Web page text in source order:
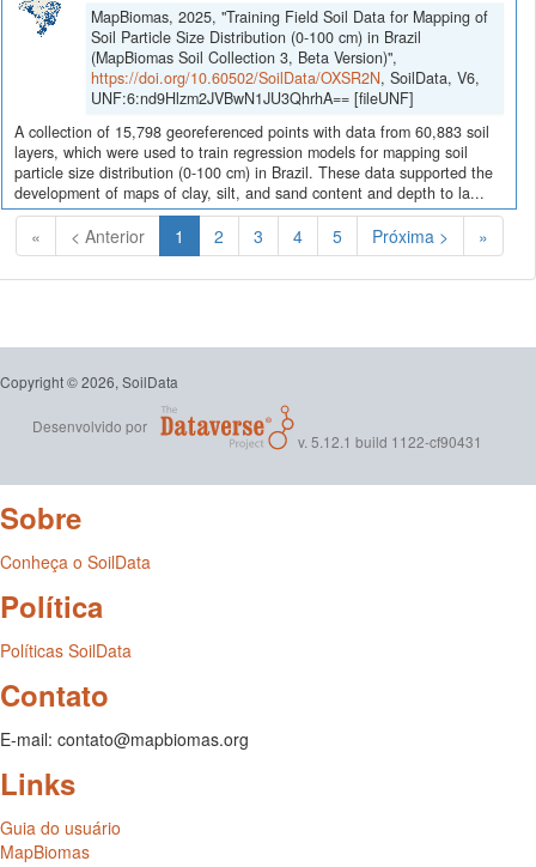
MapBiomas, 2025, "Training Field Soil Data for Mapping of
Soil Particle Size Distribution (0-100 cm) in Brazil
(MapBiomas Soil Collection 3, Beta Version)",
https://doi.org/10.60502/SoilData/OXSR2N, SoilData, V6,
UNF:6:nd9Hlzm2JVBwN1JU3QhrhA== [fileUNF]
A collection of 15,798 georeferenced points with data from 60,883 soil
layers, which were used to train regression models for mapping soil
particle size distribution (0-100 cm) in Brazil. These data supported the
development of maps of clay, silt, and sand content and depth to la...
« < Anterior 1 (Atual)
2 3 4 5 Próxima > »
Copyright © 2026, SoilData
Desenvolvido por
v. 5.12.1 build 1122-cf90431
Sobre
Conheça o SoilData
Política
Políticas SoilData
Contato
E-mail: contato@mapbiomas.org
Links
Guia do usuário
MapBiomas